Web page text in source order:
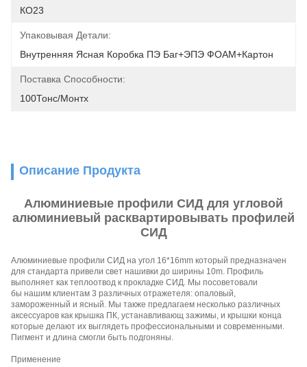
КО23
Упаковывая Детали:
Внутренняя Ясная Коробка ПЭ Баг+ЭПЭ ФОАМ+Картон
Поставка Способности:
100Тонс/Монтх
Описание Продукта
Алюминиевые профили СИД для угловой
алюминиевый расквартировывать профилей
СИД
Алюминиевые профили СИД на угол 16*16mm который предназначен
для стандарта привели свет нашивки до ширины 10m. Профиль
выполняет как теплоотвод к прокладке СИД. Мы посоветовали
бы нашим клиентам 3 различных отражетеля: опаловый,
замороженный и ясный. Мы также предлагаем несколько различных
аксессуаров как крышка ПК, устанавливающ зажимы, и крышки конца
которые делают их выглядеть профессиональными и современными.
Пигмент и длина смогли быть подгоняны.
Применение